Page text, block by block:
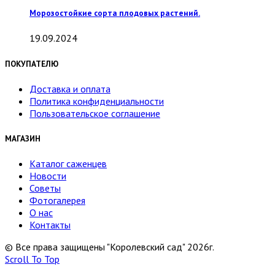
Морозостойкие сорта плодовых растений.
19.09.2024
ПОКУПАТЕЛЮ
Доставка и оплата
Политика конфиденциальности
Пользовательское соглашение
МАГАЗИН
Каталог саженцев
Новости
Советы
Фотогалерея
О нас
Контакты
© Все права защищены "Королевский сад" 2026г.
Scroll To Top